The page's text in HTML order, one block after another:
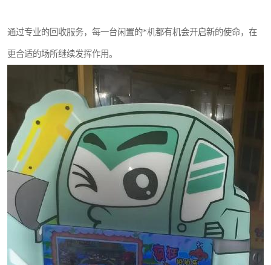
通过专业的回收服务，每一台闲置的*机都有机会开启新的使命，在
更合适的场所继续发挥作用。